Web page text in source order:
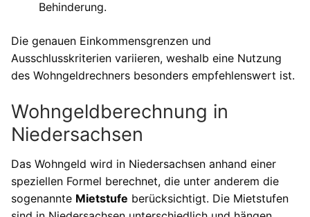
Behinderung.
Die genauen Einkommensgrenzen und
Ausschlusskriterien variieren, weshalb eine Nutzung
des Wohngeldrechners besonders empfehlenswert ist.
Wohngeldberechnung in
Niedersachsen
Das Wohngeld wird in Niedersachsen anhand einer
speziellen Formel berechnet, die unter anderem die
sogenannte Mietstufe berücksichtigt. Die Mietstufen